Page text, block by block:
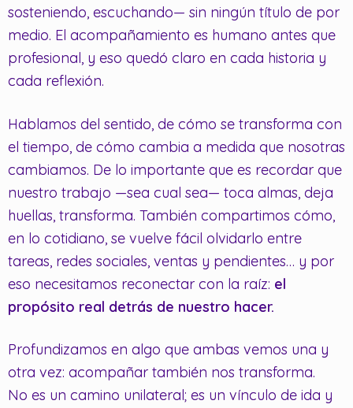
sosteniendo, escuchando— sin ningún título de por
medio. El acompañamiento es humano antes que
profesional, y eso quedó claro en cada historia y
cada reflexión.
Hablamos del sentido, de cómo se transforma con
el tiempo, de cómo cambia a medida que nosotras
cambiamos. De lo importante que es recordar que
nuestro trabajo —sea cual sea— toca almas, deja
huellas, transforma. También compartimos cómo,
en lo cotidiano, se vuelve fácil olvidarlo entre
tareas, redes sociales, ventas y pendientes… y por
eso necesitamos reconectar con la raíz: el
propósito real detrás de nuestro hacer.
Profundizamos en algo que ambas vemos una y
otra vez: acompañar también nos transforma.
No es un camino unilateral; es un vínculo de ida y